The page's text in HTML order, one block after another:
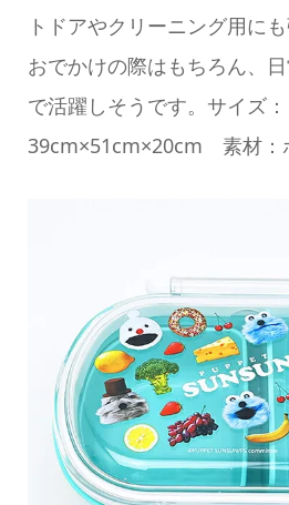
トドアやクリーニング用に
おでかけの際はもちろん、
で活躍しそうです。サイズ：
39cm×51cm×20cm 素材：